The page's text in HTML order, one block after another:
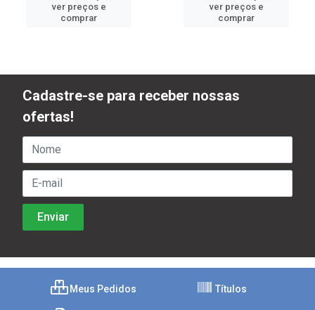
ver preços e
comprar
ver preços e
comprar
Cadastre-se para receber nossas
ofertas!
Meus Pedidos Títulos